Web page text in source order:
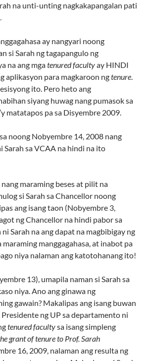
na unti-unting nagkakapangalan pati
ay nangyari noong
si Sarah ng tagapangulo ng
na ang mgatenured facultyay HINDI
aplikasyon para magkaroon ngtenure.
ito. Pero heto ang
siyang huwag nang pumasok sa
matatapos pa sa Disyembre 2009.
noong Nobyembre 14, 2008 nang
sa VCAA na hindi na ito
maraming beses at pilit na
si Sarah sa Chancellor noong
ang isang taon (Nobyembre 3,
ng Chancellor na hindi pabor sa
Sarah na ang dapat na magbibigay ng
maraming manggagahasa, at inabot pa
niya nalaman ang katotohanang ito!
13), umapila naman si Sarah sa
niya. Ano ang ginawa ng
gawain? Makalipas ang isang buwan
ng UP sa departamento ni
tenured facultysa isang simpleng
grant of tenure to Prof. Sarah
16, 2009, nalaman ang resulta ng